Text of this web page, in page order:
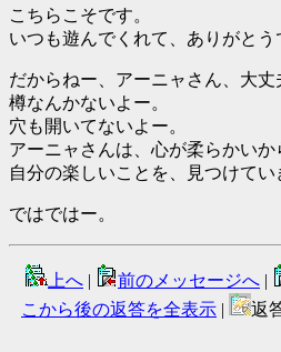
こちらこそです。
いつも遊んでくれて、ありがとう
だからねー、アーニャさん、大丈
樽なんかないよー。
穴も開いてないよー。
アーニャさんは、心が柔らかいか
自分の楽しいことを、見つけてい
ではではー。
上へ | 前のメッセージへ |
こから後の返答を全表示 | 返